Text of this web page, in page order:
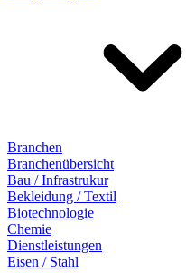
Branchen
Branchenübersicht
Bau / Infrastrukur
Bekleidung / Textil
Biotechnologie
Chemie
Dienstleistungen
Eisen / Stahl